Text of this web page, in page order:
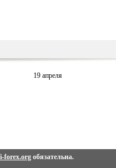
19 апреля
forex.orgобязательна.